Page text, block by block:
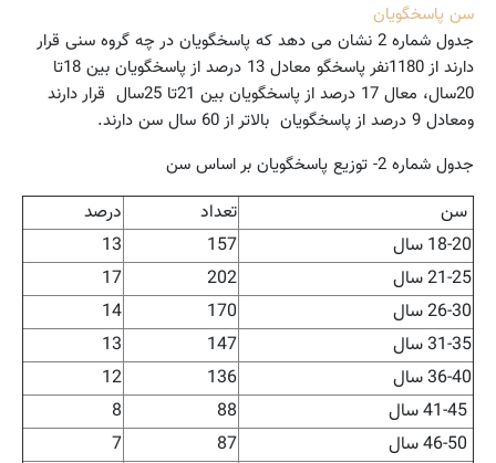
سن پاسخگویان
جدول شماره 2 نشان می دهد که پاسخگویان در چه گروه سنی قرار
دارند از 1180نفر پاسخگو معادل 13 درصد از پاسخگویان بین 18تا
20سال،‌ معال 17 درصد از پاسخگویان بین 21تا 25سال قرار دارند
ومعادل 9 درصد از پاسخگویان بالاتر از 60 سال سن دارند.
جدول شماره 2- توزیع پاسخگویان بر اساس سن
سن تعداد
درصد
18-20 سال
157
13
21-25 سال
202
17
26-30 سال
170
14
31-35 سال
147
13
36-40 سال
136
12
88
8
87
7